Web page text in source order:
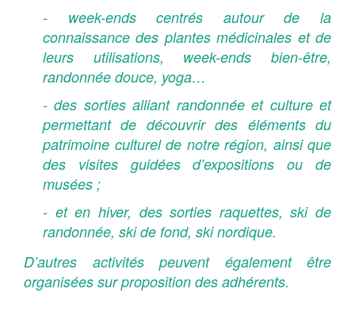
- week-ends centrés autour de la
connaissance des plantes médicinales et de
leurs utilisations, week-ends bien-être,
randonnée douce, yoga…
- des sorties alliant randonnée et culture et
permettant de découvrir des éléments du
patrimoine culturel de notre région, ainsi que
des visites guidées d’expositions ou de
musées ;
- et en hiver, des sorties raquettes, ski de
randonnée, ski de fond, ski nordique.
D’autres activités peuvent également être
organisées sur proposition des adhérents.